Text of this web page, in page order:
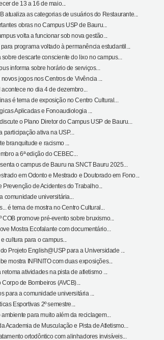
de 13 a 16 de maio...
atualiza as categorias de usuários do Restaurante...
obras no Campus USP de Bauru...
volta a funcionar sob nova gestão...
programa voltado à permanência estudantil...
descarte consciente do lixo no campus...
informa sobre horário de serviços...
jogos nos Centros de Vivência ...
no dia 4 de dezembro...
é tema de exposição no Centro Cultural...
Aplicadas e Fonoaudiologia ...
o Plano Diretor do Campus USP de Bauru...
participação ativa na USP...
branquitude e racismo ...
a 6ª edição do CEBEC...
o campus de Bauru na SNCT Bauru 2025...
em Odonto e Mestrado e Doutorado em Fono...
de Acidentes do Trabalho...
comunidade universitária...
é tema de mostra no Centro Cultural...
COB promove pré-evento sobre bruxismo...
Mostra Ecofalante com documentário...
cultura para o campus...
Projeto English@USP para a Universidade ...
mostra INFINITO com duas exposições...
atividades na pista de atletismo ...
de Bombeiros (AVCB)...
para a comunidade universitária ...
Esportivas 2º semestre...
para muito além da reciclagem...
Academia de Musculação e Pista de Atletismo...
ortodôntico com alinhadores invisíveis...